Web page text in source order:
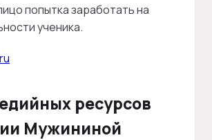
попытка заработать на
ученика.
ресурсов
Мужининой